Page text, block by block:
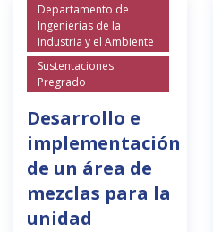
Departamento de
Ingenierías de la
Industria y el Ambiente
Sustentaciones
Pregrado
Desarrollo e
implementación
de un área de
mezclas para la
unidad